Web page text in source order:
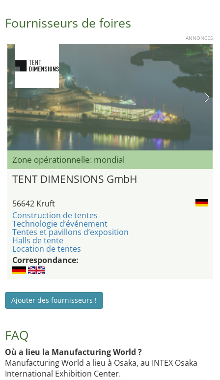
Fournisseurs de foires
ANNONCES
Zone opérationnelle: mondial
TENT DIMENSIONS GmbH
56642 Kruft
Construction de tentes
Technologie d’événement
Tentes et pavillons d’exposition
Halls de tente
Location de tentes
Correspondance:
Ajouter des fournisseurs !
FAQ
Où a lieu la Manufacturing World ?
Manufacturing World a lieu à Osaka, au INTEX Osaka
International Exhibition Center.